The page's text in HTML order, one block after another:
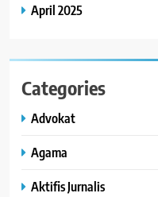
April 2025
Categories
Advokat
Agama
Aktifis Jurnalis